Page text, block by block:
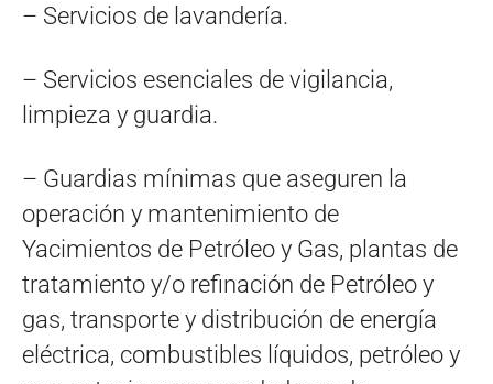
– Servicios de lavandería.
– Servicios esenciales de vigilancia,
limpieza y guardia.
– Guardias mínimas que aseguren la
operación y mantenimiento de
Yacimientos de Petróleo y Gas, plantas de
tratamiento y/o refinación de Petróleo y
gas, transporte y distribución de energía
eléctrica, combustibles líquidos, petróleo y